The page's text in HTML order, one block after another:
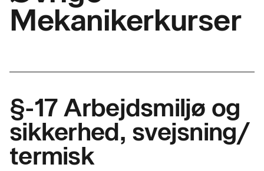
Mekanikerkurser
§-17 Arbejdsmiljø og
sikkerhed, svejsning/
termisk